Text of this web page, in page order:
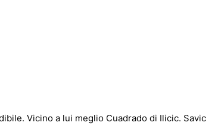
Vicino a lui meglio Cuadrado di Ilicic. Savic